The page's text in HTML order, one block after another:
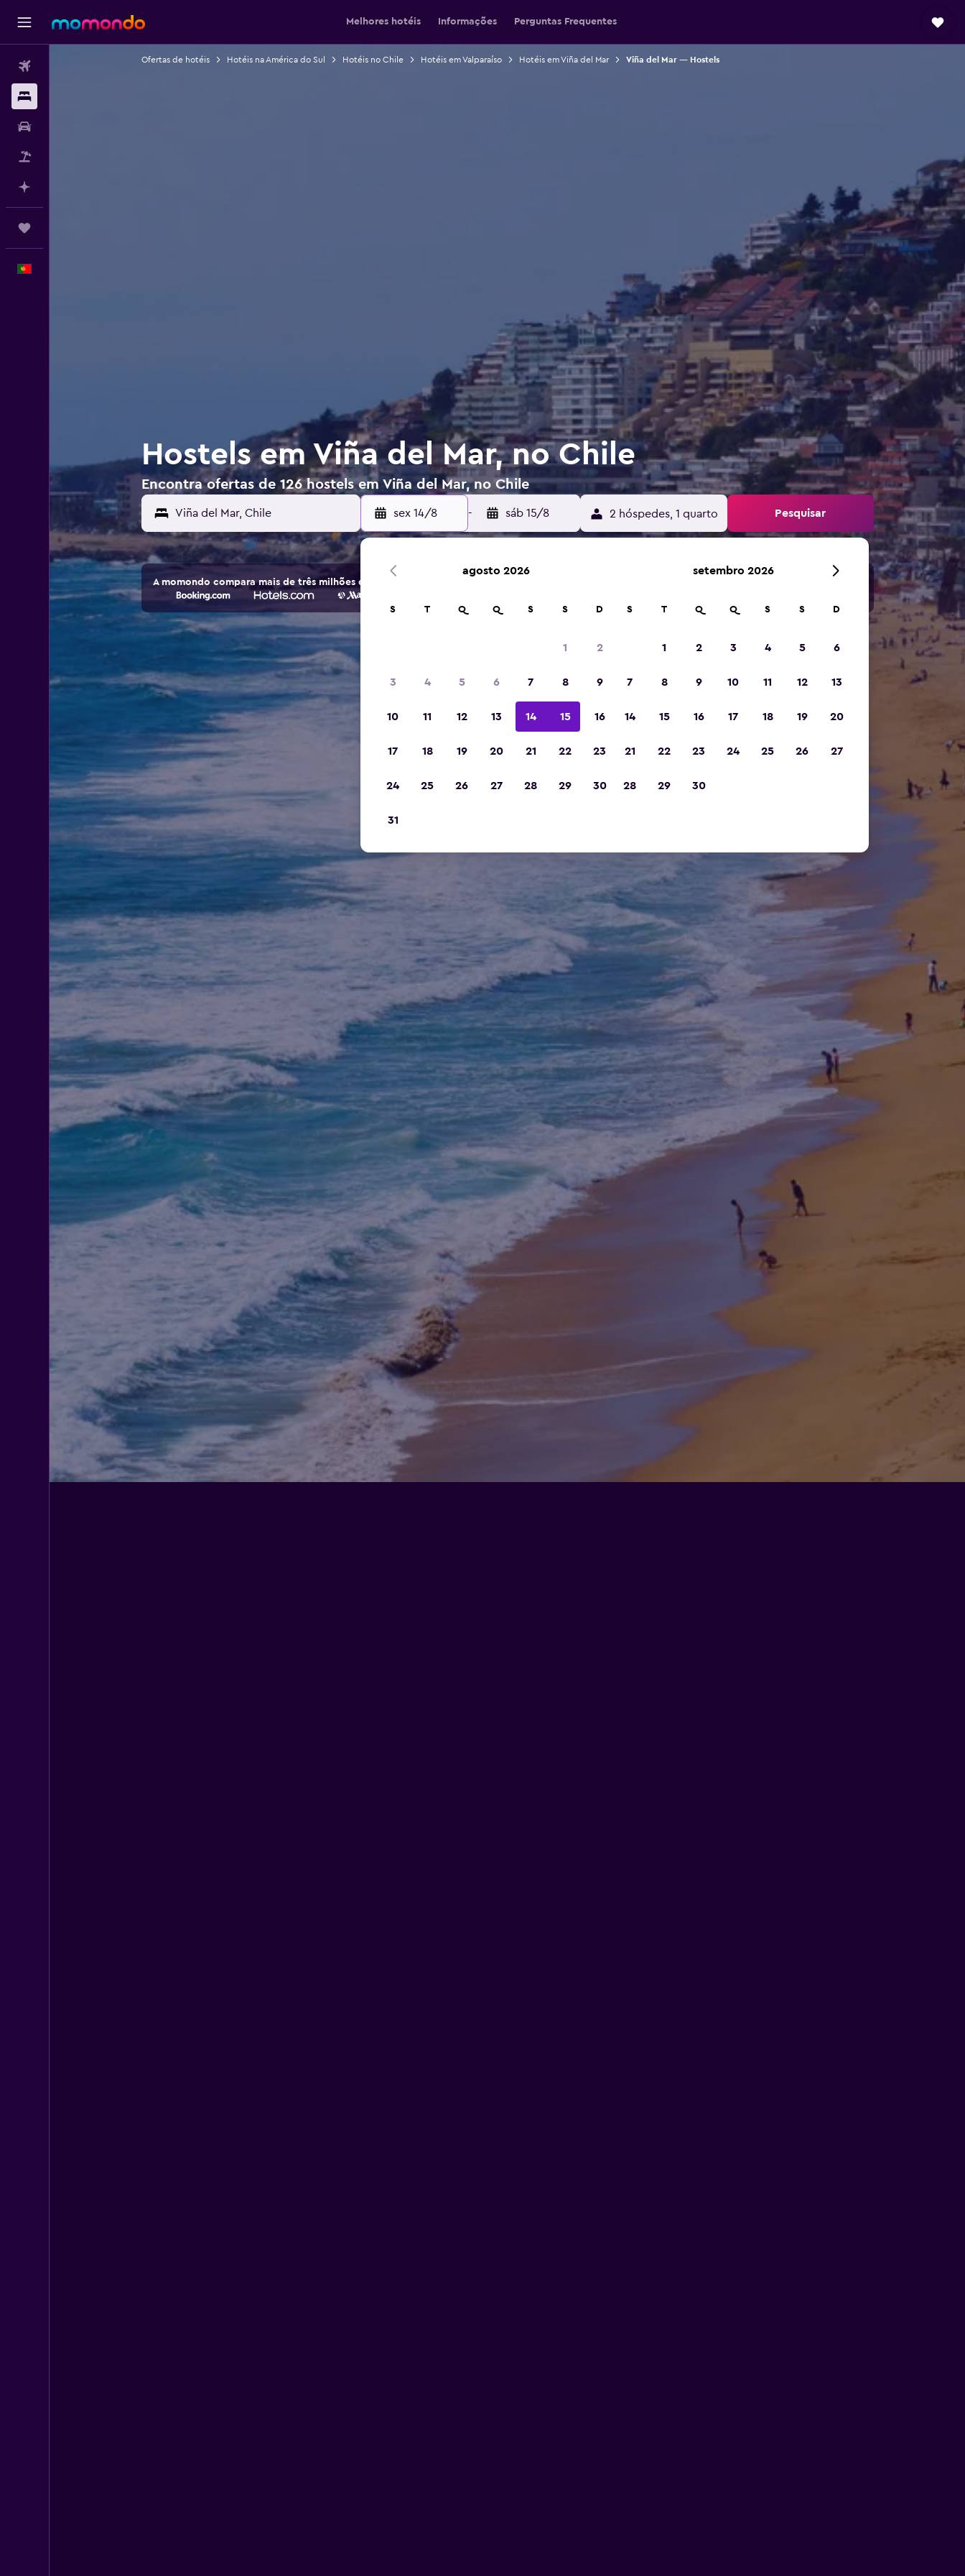
Melhores hotéis Informações Perguntas Frequentes
Ofertas de hotéis Hotéis na América do Sul Hotéis no Chile Hotéis em Valparaíso Hotéis em Viña del Mar Viña del Mar — Hostels
Hostels em Viña del Mar, no Chile
Encontra ofertas de 126 hostels em Viña del Mar, no Chile
sex 14/8 - sáb 15/8 2 hóspedes, 1 quarto Pesquisar
A momondo compara mais de três milhões de opções de hotéis e alojamento.
agosto 2026
S T Q Q S S D
1 2
3 4 5 6 7 8 9
10 11 12 13 14 15 16
17 18 19 20 21 22 23
24 25 26 27 28 29 30
31
setembro 2026
S T Q Q S S D
1 2 3 4 5 6
7 8 9 10 11 12 13
14 15 16 17 18 19 20
21 22 23 24 25 26 27
28 29 30